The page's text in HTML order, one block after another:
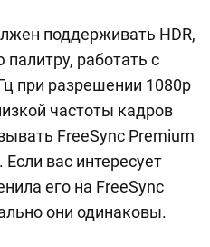
поддерживать HDR,
работать с
при разрешении 1080p
частоты кадров
FreeSync Premium
вас интересует
его на FreeSync
они одинаковы.